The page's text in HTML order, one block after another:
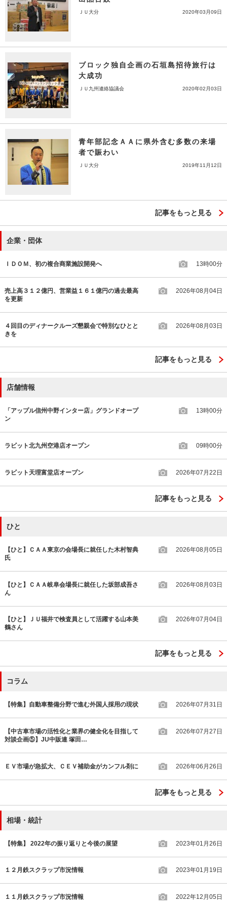
ＪＵ大分 2020年03月09日
ブロック独自企画の石垣島招待旅行は
大成功
ＪＵ九州連絡協議会 2020年02月03日
青年部記念ＡＡに県外含む多数の来場
者で賑わい
ＪＵ大分 2019年11月12日
記事をもっと見る
企業・団体
ＩＤＯＭ、初の複合商業施設開発へ 13時00分
売上高３１２億円、営業益１６１億円の過去最高
を更新
2026年08月04日
４回目のディナークルーズ懇親会で特別なひとと
きを
2026年08月03日
記事をもっと見る
店舗情報
「アップル信州中野インター店」グランドオープ
ン
13時00分
ラビット北九州空港店オープン 09時00分
ラビット天理富堂店オープン 2026年07月22日
記事をもっと見る
ひと
【ひと】ＣＡＡ東京の会場長に就任した木村智典
氏
2026年08月05日
【ひと】ＣＡＡ岐阜会場長に就任した坂部成吾さ
ん
2026年08月03日
【ひと】ＪＵ福井で検査員として活躍する山本美
鶴さん
2026年07月04日
記事をもっと見る
コラム
【特集】自動車整備分野で進む外国人採用の現状 2026年07月31日
【中古車市場の活性化と業界の健全化を目指して
対談企画⑤】JU中販連 塚田…
2026年07月27日
ＥＶ市場が急拡大、ＣＥＶ補助金がカンフル剤に 2026年06月26日
記事をもっと見る
相場・統計
【特集】 2022年の振り返りと今後の展望 2023年01月26日
１２月鉄スクラップ市況情報 2023年01月19日
１１月鉄スクラップ市況情報 2022年12月05日